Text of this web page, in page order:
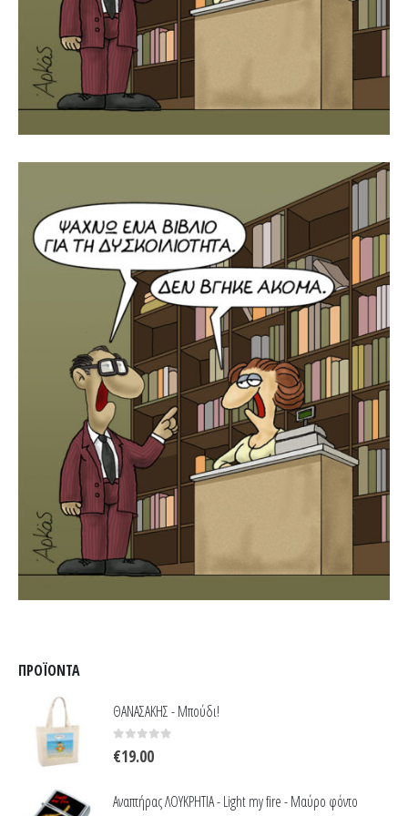
ΠΡΟΪΌΝΤΑ
ΘΑΝΑΣΑΚΗΣ - Μπούδι!
0out of 5
€19.00
Αναπτήρας ΛΟΥΚΡΗΤΙΑ - Light my fire - Μαύρο φόντο